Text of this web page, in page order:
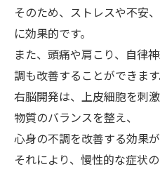
そのため、ストレスや不安
に効果的です。
また、頭痛や肩こり、自律
調も改善することができます
右脳開発は、上皮細胞を刺
物質のバランスを整え、
心身の不調を改善する効果が
それにより、慢性的な症状